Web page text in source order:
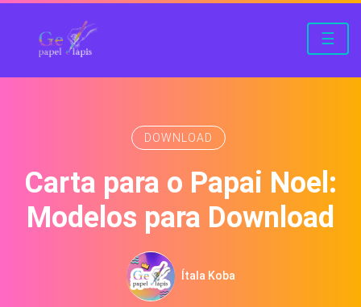
☰
DOWNLOAD
Carta para o Papai Noel:
Modelos para Download
Ítala Koba